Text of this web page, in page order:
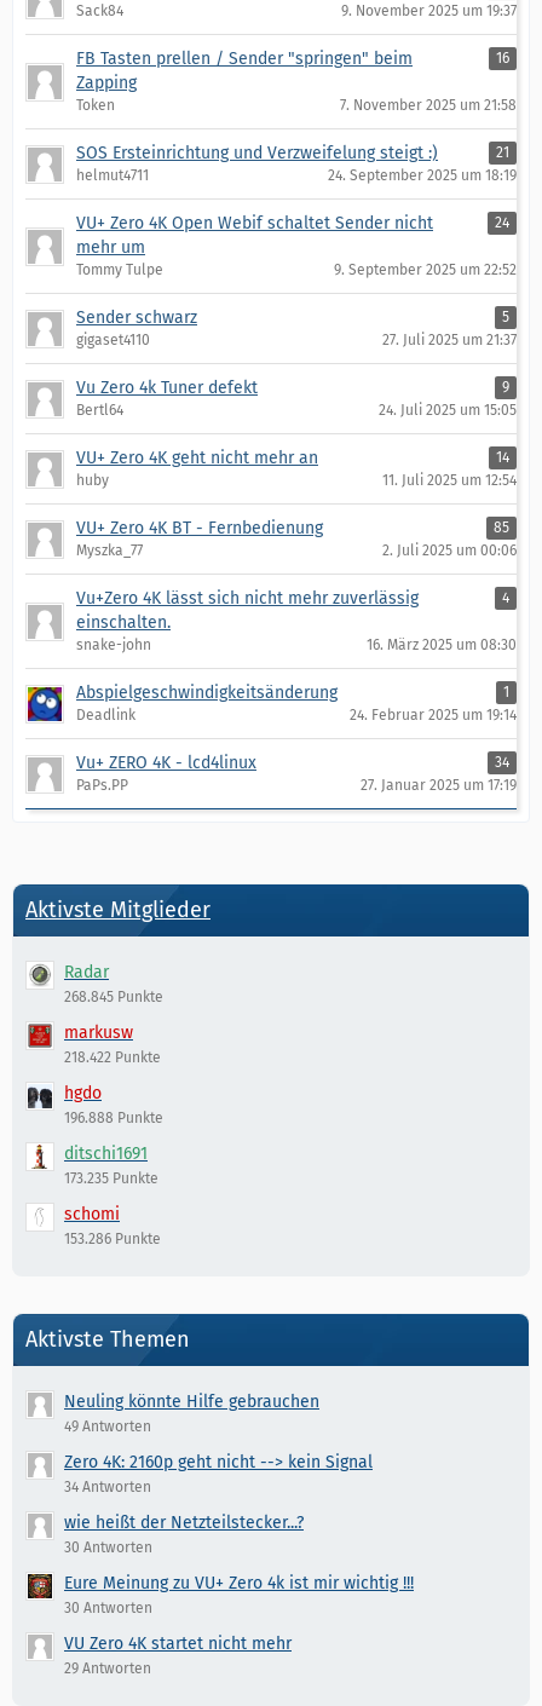
Sack84
9. November 2025 um 19:37
FB Tasten prellen / Sender "springen" beim
Zapping
16
Token 7. November 2025 um 21:58
SOS Ersteinrichtung und Verzweifelung steigt :)
21
helmut4711
24. September 2025 um 18:19
VU+ Zero 4K Open Webif schaltet Sender nicht
mehr um
24
Tommy Tulpe 9. September 2025 um 22:52
Sender schwarz
5
gigaset4110
27. Juli 2025 um 21:37
Vu Zero 4k Tuner defekt
9
Bertl64
24. Juli 2025 um 15:05
VU+ Zero 4K geht nicht mehr an
14
huby
11. Juli 2025 um 12:54
VU+ Zero 4K BT - Fernbedienung
85
Myszka_77
2. Juli 2025 um 00:06
Vu+Zero 4K lässt sich nicht mehr zuverlässig
einschalten.
4
snake-john 16. März 2025 um 08:30
Abspielgeschwindigkeitsänderung
1
Deadlink
24. Februar 2025 um 19:14
Vu+ ZERO 4K - lcd4linux
34
PaPs.PP
27. Januar 2025 um 17:19
Aktivste Mitglieder
Radar
268.845 Punkte
markusw
218.422 Punkte
hgdo
196.888 Punkte
ditschi1691
173.235 Punkte
schomi
153.286 Punkte
Aktivste Themen
Neuling könnte Hilfe gebrauchen
49 Antworten
Zero 4K: 2160p geht nicht --> kein Signal
34 Antworten
wie heißt der Netzteilstecker...?
30 Antworten
Eure Meinung zu VU+ Zero 4k ist mir wichtig !!!
30 Antworten
VU Zero 4K startet nicht mehr
29 Antworten